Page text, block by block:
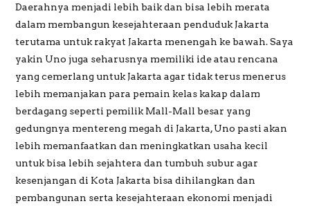
Daerahnya menjadi lebih baik dan bisa lebih merata
dalam membangun kesejahteraan penduduk Jakarta
terutama untuk rakyat Jakarta menengah ke bawah. Saya
yakin Uno juga seharusnya memiliki ide atau rencana
yang cemerlang untuk Jakarta agar tidak terus menerus
lebih memanjakan para pemain kelas kakap dalam
berdagang seperti pemilik Mall-Mall besar yang
gedungnya mentereng megah di Jakarta, Uno pasti akan
lebih memanfaatkan dan meningkatkan usaha kecil
untuk bisa lebih sejahtera dan tumbuh subur agar
kesenjangan di Kota Jakarta bisa dihilangkan dan
pembangunan serta kesejahteraan ekonomi menjadi